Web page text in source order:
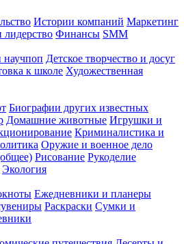
Истории компаний Маркетинг
Финансы SMM
научпоп Детское творчество и досуг
к школе Художественная
Биографии других известных
Домашние животные Игрушки и
Криминалистика и
Оружие и военное дело
Рисование Рукоделие
Экология
Ежедневники и планеры
Раскраски Сумки и